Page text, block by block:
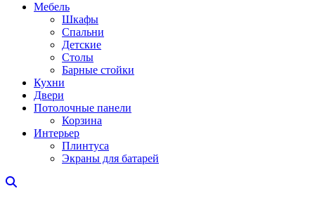
Мебель
Шкафы
Спальни
Детские
Столы
Барные стойки
Кухни
Двери
Потолочные панели
Корзина
Интерьер
Плинтуса
Экраны для батарей